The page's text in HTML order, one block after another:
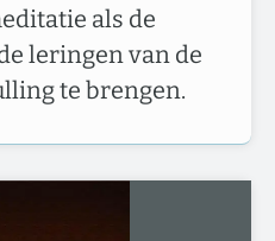
als de
leringen van de
te brengen.